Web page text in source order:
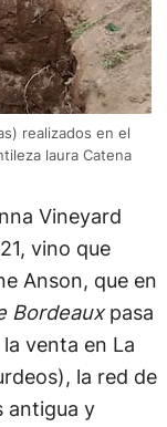
realizados en el
laura Catena
Vineyard
vino que
Anson, que en
Bordeauxpasa
venta en La
la red de
antigua y